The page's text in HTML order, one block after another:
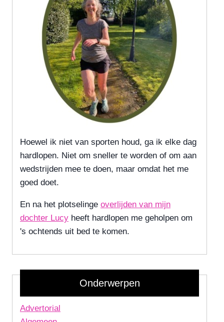
Hoewel ik niet van sporten houd, ga ik elke dag
hardlopen. Niet om sneller te worden of om aan
wedstrijden mee te doen, maar omdat het me
goed doet.
En na het plotselinge overlijden van mijn
dochter Lucy heeft hardlopen me geholpen om
's ochtends uit bed te komen.
Onderwerpen
Advertorial